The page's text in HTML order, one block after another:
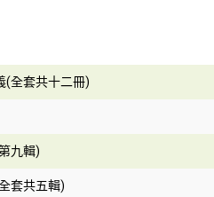
(全套共十二冊)
九輯)
套共五輯)